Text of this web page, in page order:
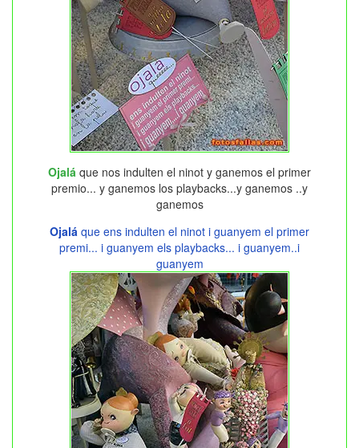
Ojalá que nos indulten el ninot y ganemos el primer
premio... y ganemos los playbacks...y ganemos ..y
ganemos
Ojalá que ens indulten el ninot i guanyem el primer
premi... i guanyem els playbacks... i guanyem..i
guanyem